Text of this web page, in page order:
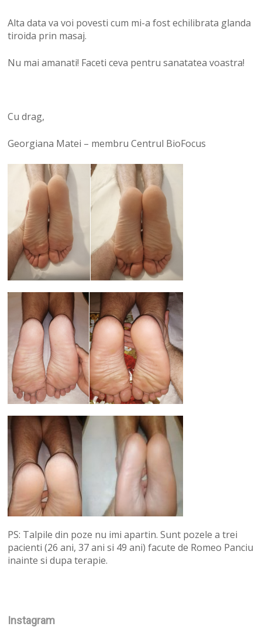
Alta data va voi povesti cum mi-a fost echilibrata glanda
tiroida prin masaj.
Nu mai amanati! Faceti ceva pentru sanatatea voastra!
Cu drag,
Georgiana Matei – membru Centrul BioFocus
PS: Talpile din poze nu imi apartin. Sunt pozele a trei
pacienti (26 ani, 37 ani si 49 ani) facute de Romeo Panciu
inainte si dupa terapie.
Instagram